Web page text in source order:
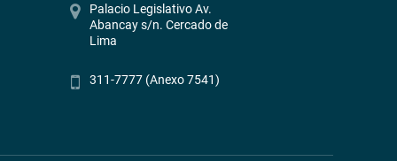
Palacio Legislativo Av.
Abancay s/n. Cercado de
Lima
311-7777 (Anexo 7541)